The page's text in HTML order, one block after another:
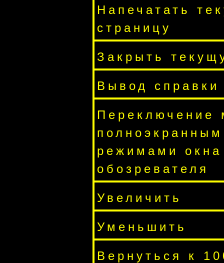
Напечатать
страницу
Закрыть
Вывод справки
Переключение
режимами окна
обозревателя
Увеличить
Уменьшить
Вернуться к